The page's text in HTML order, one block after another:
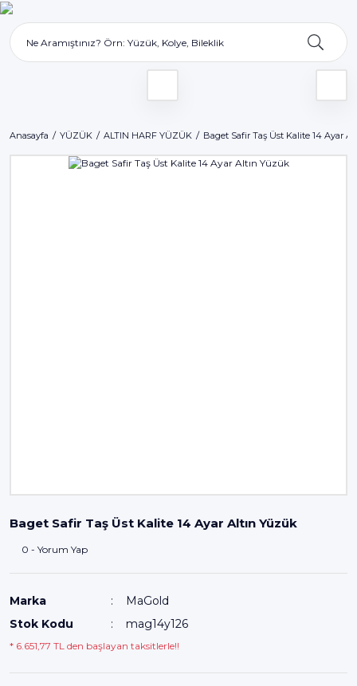
Anasayfa YÜZÜK ALTIN HARF YÜZÜK Baget Safir Taş Üst Kalite 14 Ayar
Baget Safir Taş Üst Kalite 14 Ayar Altın Yüzük
0 - Yorum Yap
Marka
MaGold
Stok Kodu
mag14y126
* 6.651,77 TL den başlayan taksitlerle!!